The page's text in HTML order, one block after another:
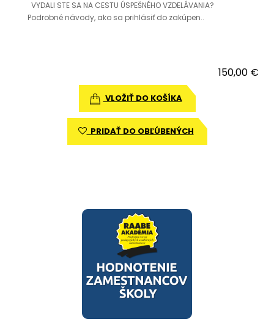
VYDALI STE SA NA CESTU ÚSPEŠNÉHO VZDELÁVANIA?
Podrobné návody, ako sa prihlásiť do zakúpen..
150,00 €
VLOŽIŤ DO KOŠÍKA
PRIDAŤ DO OBĽÚBENÝCH